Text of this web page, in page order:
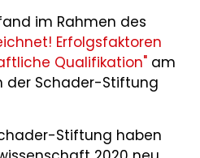
im Rahmen des
Erfolgsfaktoren
Qualifikation" am
der Schader-Stiftung
Stiftung haben